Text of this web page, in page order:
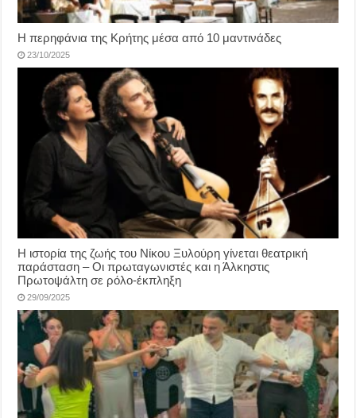
Η περηφάνια της Κρήτης μέσα από 10 μαντινάδες
23/10/2025
Η ιστορία της ζωής του Νίκου Ξυλούρη γίνεται θεατρική
παράσταση – Οι πρωταγωνιστές και η Άλκηστις
Πρωτοψάλτη σε ρόλο-έκπληξη
29/09/2025